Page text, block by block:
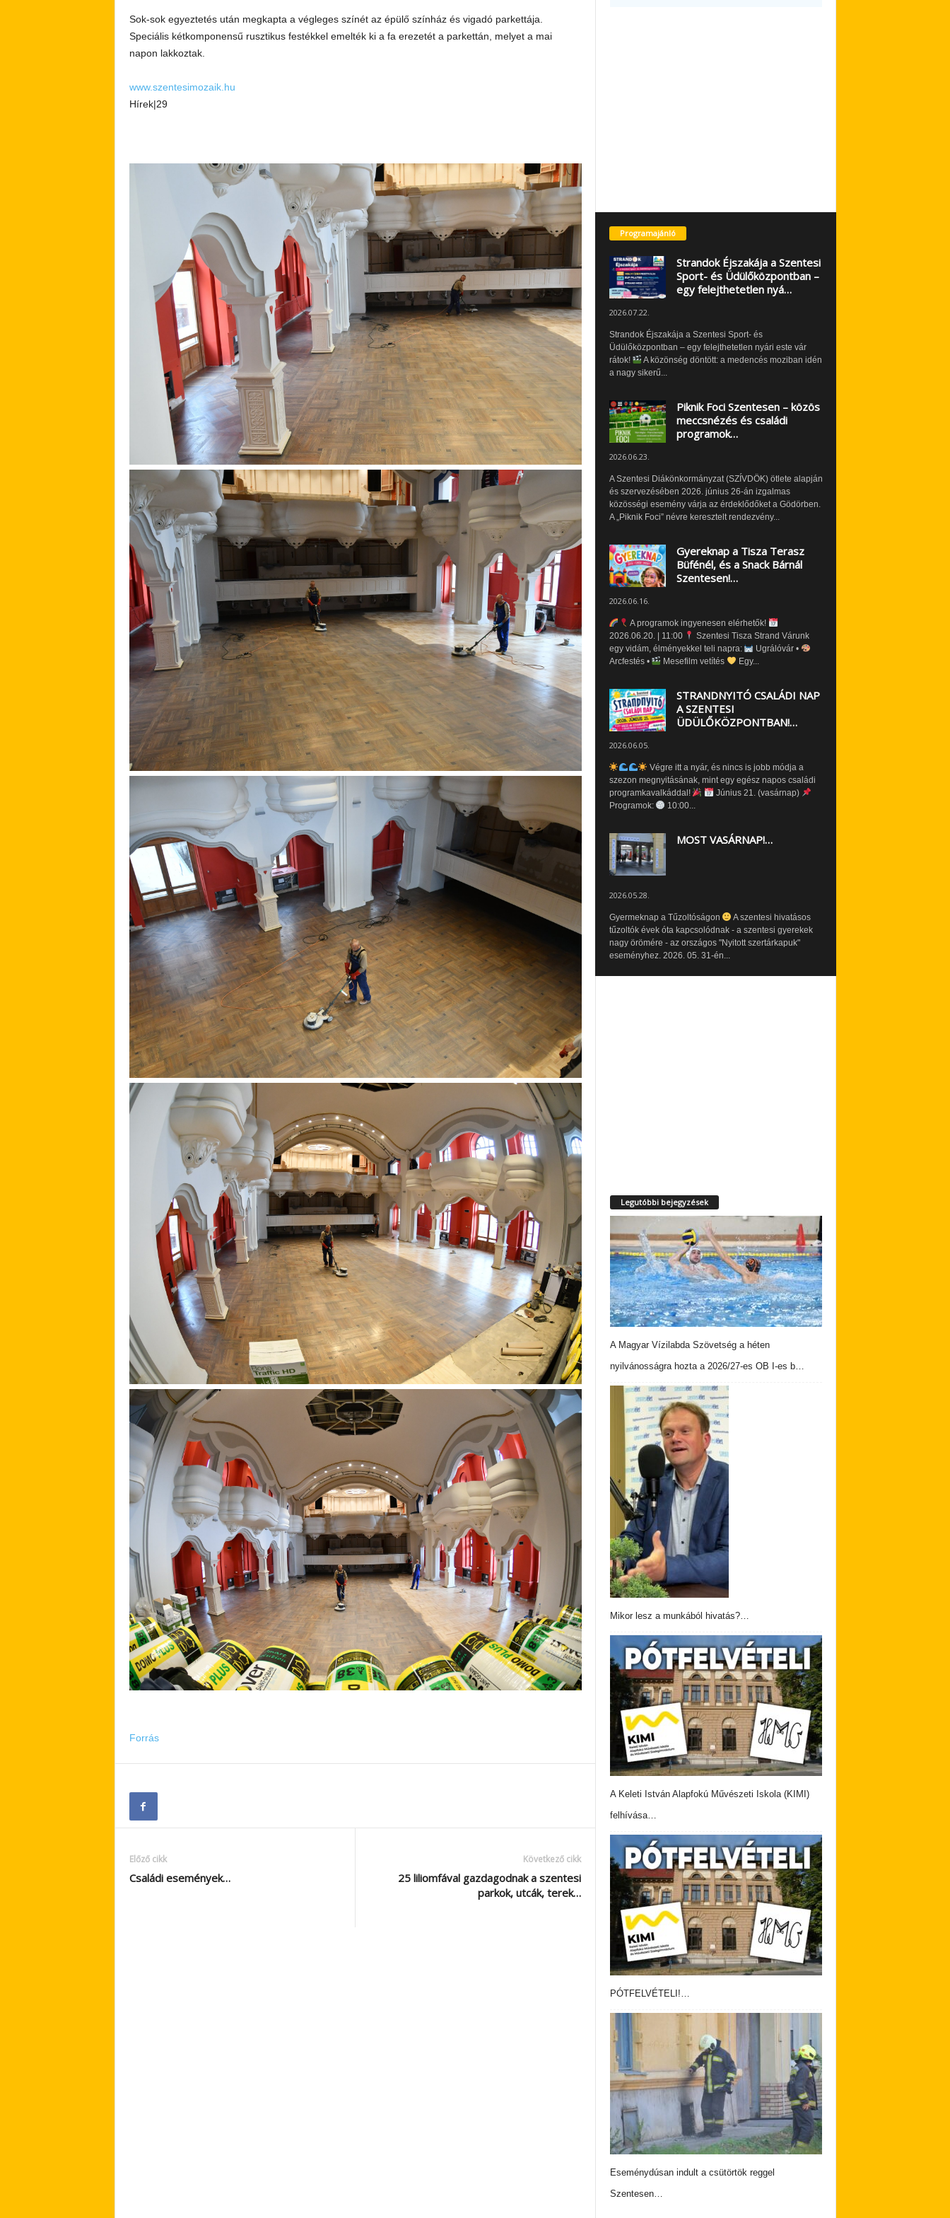
Sok-sok egyeztetés után megkapta a végleges színét az épülő színház és vigadó parkettája.
Speciális kétkomponensű rusztikus festékkel emelték ki a fa erezetét a parkettán, melyet a mai
napon lakkoztak.
www.szentesimozaik.hu
Hírek|29
Forrás
Előző cikk
Családi események…
Következő cikk
25 liliomfával gazdagodnak a szentesi
parkok, utcák, terek…
Programajánló
Strandok Éjszakája a Szentesi
Sport- és Üdülőközpontban –
egy felejthetetlen nyá…
2026.07.22.
Strandok Éjszakája a Szentesi Sport- és
Üdülőközpontban – egy felejthetetlen nyári este vár
rátok!
A közönség döntött: a medencés moziban idén
a nagy sikerű...
Piknik Foci Szentesen – közös
meccsnézés és családi
programok…
2026.06.23.
A Szentesi Diákönkormányzat (SZÍVDÖK) ötlete alapján
és szervezésében 2026. június 26-án izgalmas
közösségi esemény várja az érdeklődőket a Gödörben.
A „Piknik Foci” névre keresztelt rendezvény...
Gyereknap a Tisza Terasz
Büfénél, és a Snack Bárnál
Szentesen!…
2026.06.16.
A programok ingyenesen elérhetők!
2026.06.20. | 11:00
Szentesi Tisza Strand Várunk
egy vidám, élményekkel teli napra:
Ugrálóvár •
Arcfestés •
Mesefilm vetítés Egy...
STRANDNYITÓ CSALÁDI NAP
A SZENTESI
ÜDÜLŐKÖZPONTBAN!…
2026.06.05.
Végre itt a nyár, és nincs is jobb módja a
szezon megnyitásának, mint egy egész napos családi
programkavalkáddal!
Június 21. (vasárnap)
Programok:
10:00...
MOST VASÁRNAP!…
2026.05.28.
Gyermeknap a Tűzoltóságon
A szentesi hivatásos
tűzoltók évek óta kapcsolódnak - a szentesi gyerekek
nagy örömére - az országos "Nyitott szertárkapuk"
eseményhez. 2026. 05. 31-én...
Legutóbbi bejegyzések
A Magyar Vízilabda Szövetség a héten
nyilvánosságra hozta a 2026/27-es OB I-es b…
Mikor lesz a munkából hivatás?…
A Keleti István Alapfokú Művészeti Iskola (KIMI)
felhívása…
PÓTFELVÉTELI!…
Eseménydúsan indult a csütörtök reggel
Szentesen…